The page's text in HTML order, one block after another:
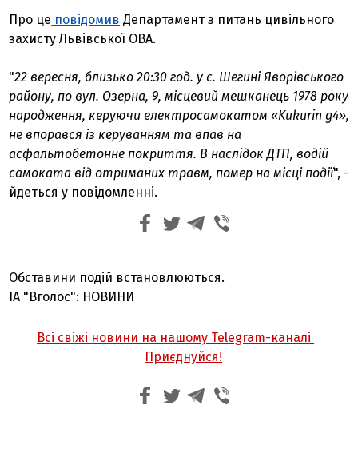
Про це повідомив Департамент з питань цивільного
захисту Львівської ОВА.
"22 вересня, близько 20:30 год. у с. Шегині Яворівського
району, по вул. Озерна, 9, місцевий мешканець 1978 року
народження, керуючи електросамокатом «Kukurin g4»,
не впорався із керуванням та впав на
асфальтобетонне покриття. В наслідок ДТП, водій
самоката від отриманих травм, помер на місці події", -
йдеться у повідомленні.
Обставини подій встановлюються.
ІА "Вголос": НОВИНИ
Всі свіжі новини на нашому Telegram-каналі
Приєднуйся!